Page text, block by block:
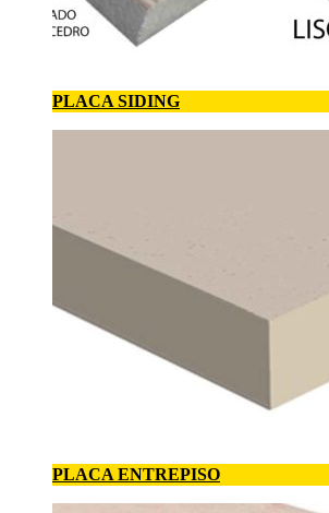
PLACA SIDING
PLACA ENTREPISO